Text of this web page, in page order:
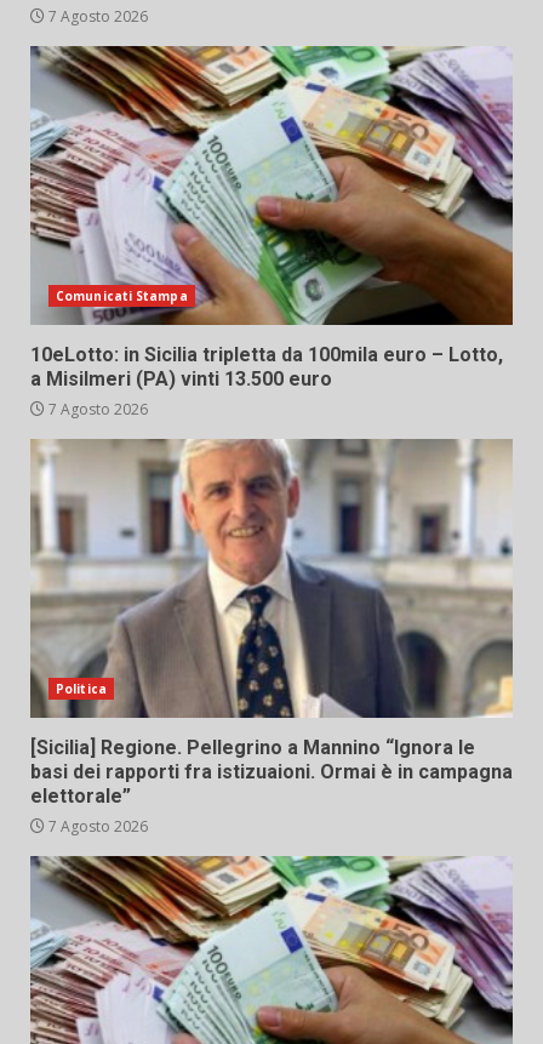
7 Agosto 2026
Comunicati Stampa
10eLotto: in Sicilia tripletta da 100mila euro – Lotto,
a Misilmeri (PA) vinti 13.500 euro
7 Agosto 2026
Politica
[Sicilia] Regione. Pellegrino a Mannino “Ignora le
basi dei rapporti fra istizuaioni. Ormai è in campagna
elettorale”
7 Agosto 2026